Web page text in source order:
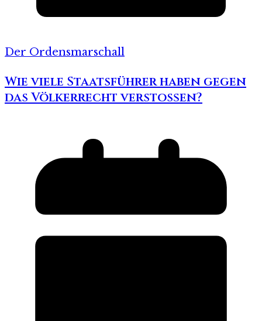
Der Ordensmarschall
Wie viele Staatsführer haben gegen
das Völkerrecht verstoßen?